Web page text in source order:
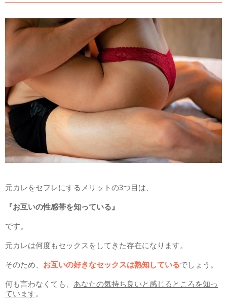
元カレをセフレにするメリットの3つ目は、
『お互いの性感帯を知っている』
です。
元カレは何度もセックスをしてきた存在になります。
そのため、 お互いの好きなセックスは熟知しているでしょう。
何も言わなくても、 あなたの気持ち良いと感じるところを知っ
ています。